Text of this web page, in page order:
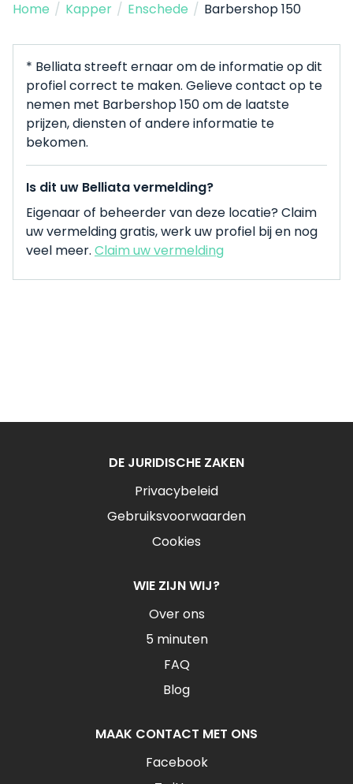
Home / Kapper / Enschede / Barbershop 150
* Belliata streeft ernaar om de informatie op dit
profiel correct te maken. Gelieve contact op te
nemen met Barbershop 150 om de laatste
prijzen, diensten of andere informatie te
bekomen.
Is dit uw Belliata vermelding?
Eigenaar of beheerder van deze locatie? Claim
uw vermelding gratis, werk uw profiel bij en nog
veel meer. Claim uw vermelding
DE JURIDISCHE ZAKEN
Privacybeleid
Gebruiksvoorwaarden
Cookies
WIE ZIJN WIJ?
Over ons
5 minuten
FAQ
Blog
MAAK CONTACT MET ONS
Facebook